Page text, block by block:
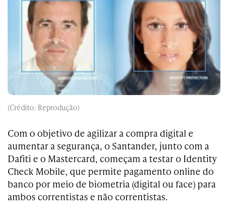
(Crédito: Reprodução)
Com o objetivo de agilizar a compra digital e
aumentar a segurança, o Santander, junto com a
Dafiti e o Mastercard, começam a testar o Identity
Check Mobile, que permite pagamento online do
banco por meio de biometria (digital ou face) para
ambos correntistas e não correntistas.